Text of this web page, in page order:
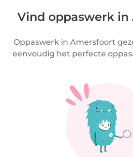
Vind oppaswerk in
Oppaswerk in Amersfoort
eenvoudig het perfecte